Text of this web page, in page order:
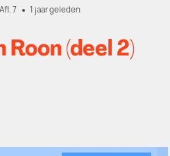
Afl. 7 1 jaar geleden
Roon (deel 2)